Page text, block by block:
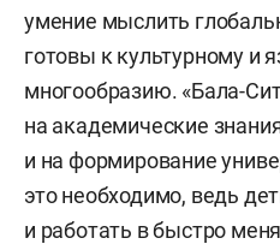
умение мыслить
готовы к культурному и
многообразию. «Бала-
на академические
и на формирование
это необходимо, ведь
и работать в быстро